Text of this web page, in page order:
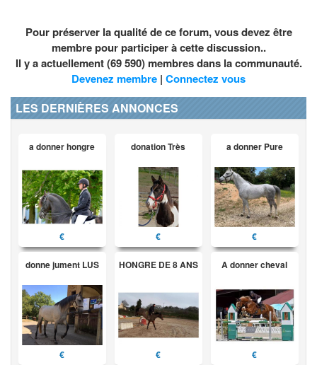
Pour préserver la qualité de ce forum, vous devez être
membre pour participer à cette discussion..
Il y a actuellement (69 590) membres dans la communauté.
Devenez membre | Connectez vous
LES DERNIÈRES ANNONCES
a donner hongre
€
donation Très
€
a donner Pure
€
donne jument LUS
€
HONGRE DE 8 ANS
€
A donner cheval
€